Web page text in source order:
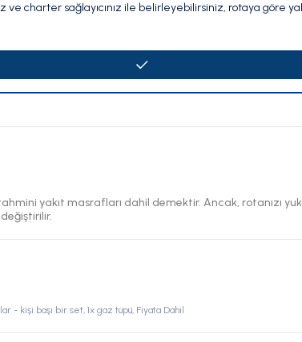
ve charter sağlayıcınız ile belirleyebilirsiniz, rotaya göre
yakıt masrafları dahil demektir. Ancak, rotanızı
- kişi başı bir set, 1x gaz tüpü, Fiyata Dahil